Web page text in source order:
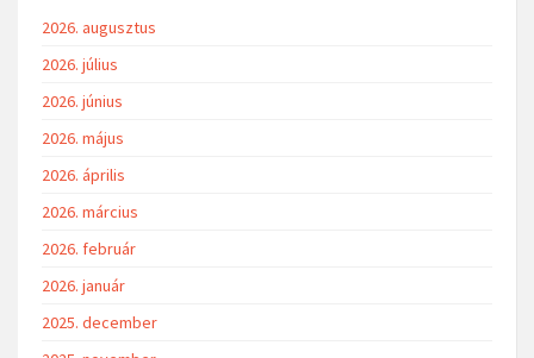
2026. augusztus
2026. július
2026. június
2026. május
2026. április
2026. március
2026. február
2026. január
2025. december